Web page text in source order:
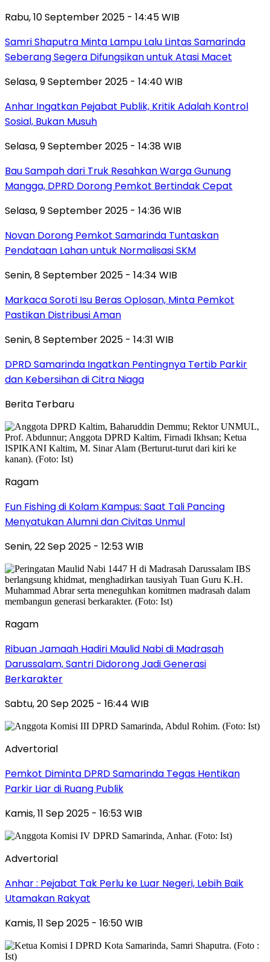
Rabu, 10 September 2025 - 14:45 WIB
Samri Shaputra Minta Lampu Lalu Lintas Samarinda
Seberang Segera Difungsikan untuk Atasi Macet
Selasa, 9 September 2025 - 14:40 WIB
Anhar Ingatkan Pejabat Publik, Kritik Adalah Kontrol
Sosial, Bukan Musuh
Selasa, 9 September 2025 - 14:38 WIB
Bau Sampah dari Truk Resahkan Warga Gunung
Mangga, DPRD Dorong Pemkot Bertindak Cepat
Selasa, 9 September 2025 - 14:36 WIB
Novan Dorong Pemkot Samarinda Tuntaskan
Pendataan Lahan untuk Normalisasi SKM
Senin, 8 September 2025 - 14:34 WIB
Markaca Soroti Isu Beras Oplosan, Minta Pemkot
Pastikan Distribusi Aman
Senin, 8 September 2025 - 14:31 WIB
DPRD Samarinda Ingatkan Pentingnya Tertib Parkir
dan Kebersihan di Citra Niaga
Berita Terbaru
Ragam
Fun Fishing di Kolam Kampus: Saat Tali Pancing
Menyatukan Alumni dan Civitas Unmul
Senin, 22 Sep 2025 - 12:53 WIB
Ragam
Ribuan Jamaah Hadiri Maulid Nabi di Madrasah
Darussalam, Santri Didorong Jadi Generasi
Berkarakter
Sabtu, 20 Sep 2025 - 16:44 WIB
Advertorial
Pemkot Diminta DPRD Samarinda Tegas Hentikan
Parkir Liar di Ruang Publik
Kamis, 11 Sep 2025 - 16:53 WIB
Advertorial
Anhar : Pejabat Tak Perlu ke Luar Negeri, Lebih Baik
Utamakan Rakyat
Kamis, 11 Sep 2025 - 16:50 WIB